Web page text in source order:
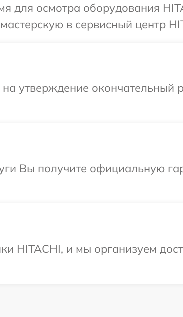
для осмотра оборудования
в сервисный центр
утверждение окончательный
Вы получите официальную
HITACHI, и мы организуем